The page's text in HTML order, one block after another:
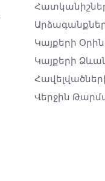
Կայքերի
Կայքերի
Վերջին